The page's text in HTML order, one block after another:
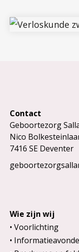
Contact
Geboortezorg
Nico
7416 SE Deventer
Wie zijn wij
Voorlichting